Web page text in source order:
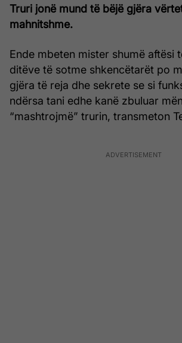
Truri jonë mund të bëjë gjëra
mahnitshme.
Ende mbeten mister shumë aftësi
ditëve të sotme shkencëtarët po
gjëra të reja dhe sekrete se si
ndërsa tani edhe kanë zbuluar
“mashtrojmë” trurin, transmeton